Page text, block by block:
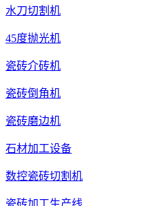
水刀切割机
45度抛光机
瓷砖介砖机
瓷砖倒角机
瓷砖磨边机
石材加工设备
数控瓷砖切割机